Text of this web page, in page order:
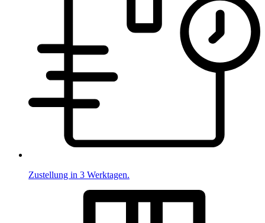
Zustellung in 3 Werktagen.